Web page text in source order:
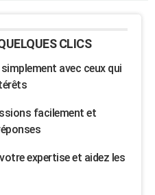
CLICS
avec ceux qui
facilement et
expertise et aidez les